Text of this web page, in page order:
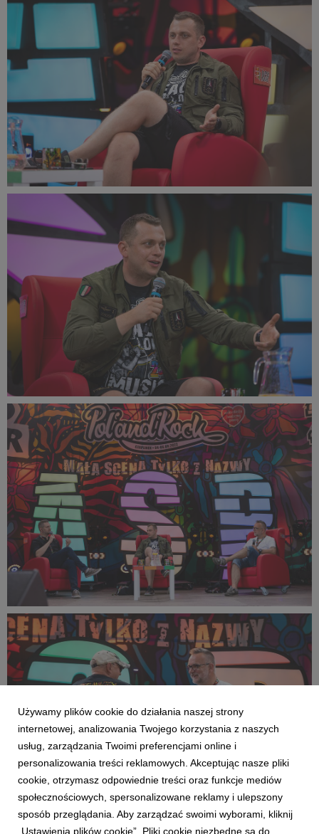
PR2022_Lucyna_Lewandowska_9374_small_1500x999.jpg
316 KB
PR2022_Lucyna_Lewandowska_9343_small_1500x1000.jpg
329 KB
PR2022_Lucyna_Lewandowska_9327_small_1500x1000.jpg
534 KB
PR2022_Lucyna_Lewandowska_9319_small_1500x999.jpg
Używamy plików cookie do działania naszej strony
internetowej, analizowania Twojego korzystania z naszych
usług, zarządzania Twoimi preferencjami online i
personalizowania treści reklamowych. Akceptując nasze pliki
cookie, otrzymasz odpowiednie treści oraz funkcje mediów
społecznościowych, spersonalizowane reklamy i ulepszony
sposób przeglądania. Aby zarządzać swoimi wyborami, kliknij
„Ustawienia plików cookie”. Pliki cookie niezbędne są do